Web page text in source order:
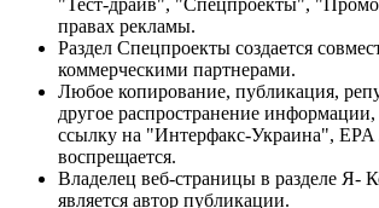
правах рекламы.
Раздел Спецпроекты создается
коммерческими партнерами.
Любое копирование, публикация,
другое распространение
ссылку на "Интерфакс-Украина", EPA
воспрещается.
Владелец веб-страницы в разделе Я-
является автор публикации.